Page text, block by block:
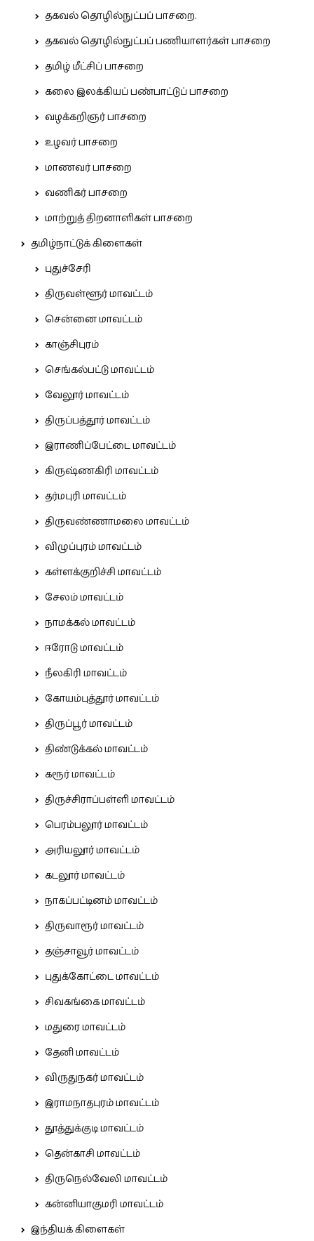
தகவல் தொழில்நுட்பப் பாசறை.
தகவல் தொழில்நுட்பப் பணியாளர்கள் பாசறை
தமிழ் மீட்சிப் பாசறை
கலை இலக்கியப் பண்பாட்டுப் பாசறை
வழக்கறிஞர் பாசறை
உழவர் பாசறை
மாணவர் பாசறை
வணிகர் பாசறை
மாற்றுத் திறனாளிகள் பாசறை
தமிழ்நாட்டுக் கிளைகள்
புதுச்சேரி
திருவள்ளூர் மாவட்டம்
சென்னை மாவட்டம்
காஞ்சிபுரம்
செங்கல்பட்டு மாவட்டம்
வேலூர் மாவட்டம்
திருப்பத்தூர் மாவட்டம்
இராணிப்பேட்டை மாவட்டம்
கிருஷ்ணகிரி மாவட்டம்
தர்மபுரி மாவட்டம்
திருவண்ணாமலை மாவட்டம்
விழுப்புரம் மாவட்டம்
கள்ளக்குறிச்சி மாவட்டம்
சேலம் மாவட்டம்
நாமக்கல் மாவட்டம்
ஈரோடு மாவட்டம்
நீலகிரி மாவட்டம்
கோயம்புத்தூர் மாவட்டம்
திருப்பூர் மாவட்டம்
திண்டுக்கல் மாவட்டம்
கரூர் மாவட்டம்
திருச்சிராப்பள்ளி மாவட்டம்
பெரம்பலூர் மாவட்டம்
அரியலூர் மாவட்டம்
கடலூர் மாவட்டம்
நாகப்பட்டினம் மாவட்டம்
திருவாரூர் மாவட்டம்
தஞ்சாவூர் மாவட்டம்
புதுக்கோட்டை மாவட்டம்
சிவகங்கை மாவட்டம்
மதுரை மாவட்டம்
தேனி மாவட்டம்
விருதுநகர் மாவட்டம்
இராமநாதபுரம் மாவட்டம்
தூத்துக்குடி மாவட்டம்
தென்காசி மாவட்டம்
திருநெல்வேலி மாவட்டம்
கன்னியாகுமரி மாவட்டம்
இந்தியக் கிளைகள்